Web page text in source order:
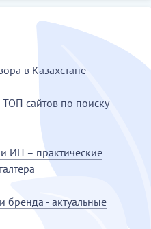
в Казахстане
сайтов по поиску
ИП – практические
бренда - актуальные